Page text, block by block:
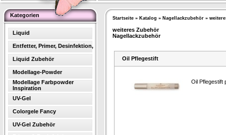
Kategorien
Liquid
Entfetter, Primer, Desinfektion,
Liquid Zubehör
Modellage-Powder
Modellage Farbpowder
Inspiration
UV-Gel
Colorgele Fancy
UV-Gel Zubehör
Startseite » Katalog » Nagellackzubehör »
weiteres Zubehör
Nagellackzubehör
Oil Pflegestift
Oil Pflegestift